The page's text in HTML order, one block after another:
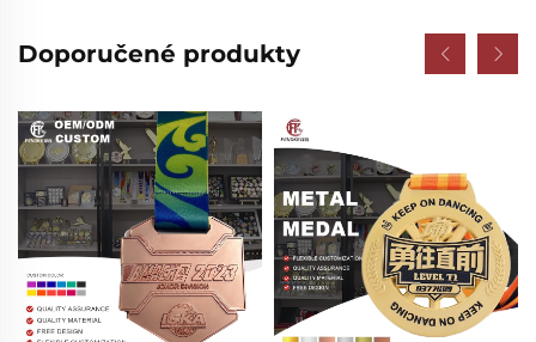
Doporučené produkty